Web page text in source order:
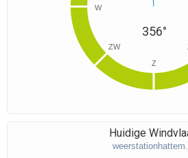
Z
ZW
W
356°
Huidige